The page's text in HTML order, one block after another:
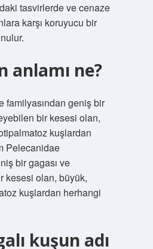
tasvirlerde ve cenaze
karşı koruyucu bir
anlamı ne?
familyasından geniş bir
bir kesesi olan,
kuşlardan
Pelecanidae
bir gagası ve
kesesi olan, büyük,
kuşlardan herhangi
kuşun adı